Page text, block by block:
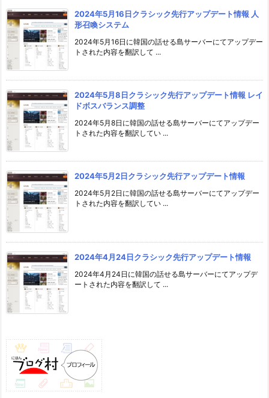
2024年5月16日クラシック先行アップデート情報 人
形召喚システム
2024年5月16日に韓国の話せる島サーバーにてアップデー
トされた内容を翻訳して ...
2024年5月8日クラシック先行アップデート情報 レイ
ドボスバランス調整
2024年5月8日に韓国の話せる島サーバーにてアップデー
トされた内容を翻訳してい ...
2024年5月2日クラシック先行アップデート情報
2024年5月2日に韓国の話せる島サーバーにてアップデー
トされた内容を翻訳してい ...
2024年4月24日クラシック先行アップデート情報
2024年4月24日に韓国の話せる島サーバーにてアップデ
ートされた内容を翻訳して ...